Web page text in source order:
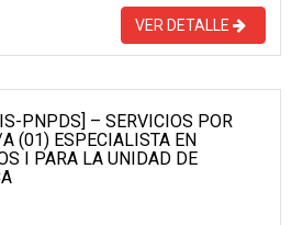
VER DETALLE
PNPDS] – SERVICIOS POR
(01) ESPECIALISTA EN
I PARA LA UNIDAD DE